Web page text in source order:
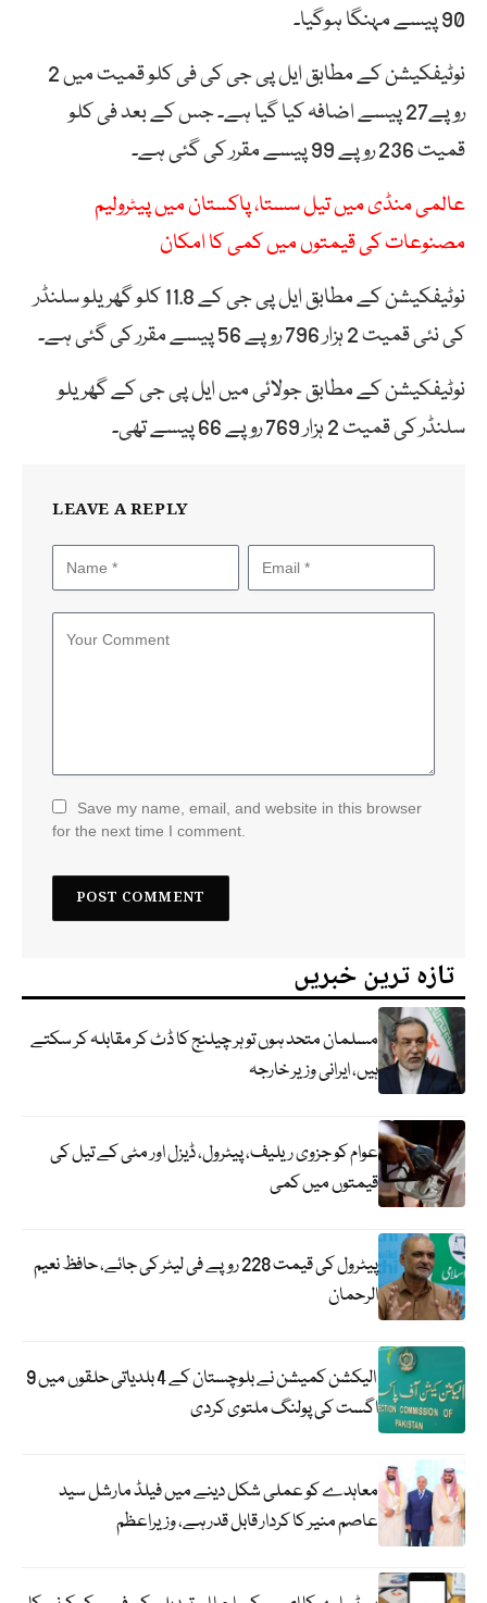
90 پیسے مہنگا ہوگیا۔
نوٹیفکیشن کے مطابق ایل پی جی کی فی کلو قمیت میں 2
روپے27 پیسے اضافہ کیا گیا ہے۔ جس کے بعد فی کلو
قمیت 236 روپے 99 پیسے مقرر کی گئی ہے۔
عالمی منڈی میں تیل سستا، پاکستان میں پیٹرولیم
مصنوعات کی قیمتوں میں کمی کا امکان
نوٹیفکیشن کے مطابق ایل پی جی کے 11.8 کلو گھریلو سلنڈر
کی نئی قمیت 2 ہزار 796 روپے 56 پیسے مقرر کی گئی ہے۔
نوٹیفکیشن کے مطابق جولائی میں ایل پی جی کے گھریلو
سلنڈر کی قمیت 2 ہزار 769 روپے 66 پیسے تھی۔
LEAVE A REPLY
Save my name, email, and website in this browser
for the next time I comment.
تازہ ترین خبریں
مسلمان متحد ہوں تو ہر چیلنج کا ڈٹ کر مقابلہ کر سکتے
ہیں، ایرانی وزیر خارجہ
عوام کو جزوی ریلیف، پیٹرول، ڈیزل اور مٹی کے تیل کی
قیمتوں میں کمی
پیٹرول کی قیمت 228 روپے فی لیٹر کی جائے، حافظ نعیم
الرحمان
الیکشن کمیشن نے بلوچستان کے 4 بلدیاتی حلقوں میں 9
اگست کی پولنگ ملتوی کردی
معاہدے کو عملی شکل دینے میں فیلڈ مارشل سید
عاصم منیر کا کردار قابل قدر ہے، وزیراعظم